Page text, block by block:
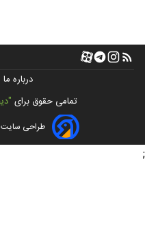
درباره ما
تمامی حقوق برای
طراحی سایت
;